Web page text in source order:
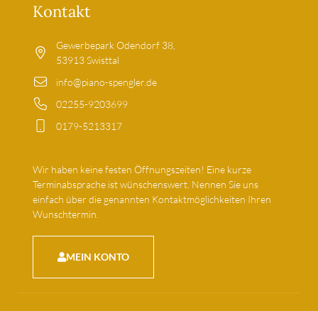
Kontakt
Gewerbepark Odendorf 38,
53913 Swisttal
info@piano-spengler.de
02255-9203699
0179-5213317
Wir haben keine festen Öffnungszeiten! Eine kurze
Terminabsprache ist wünschenswert. Nennen Sie uns
einfach über die genannten Kontaktmöglichkeiten Ihren
Wunschtermin.
MEIN KONTO